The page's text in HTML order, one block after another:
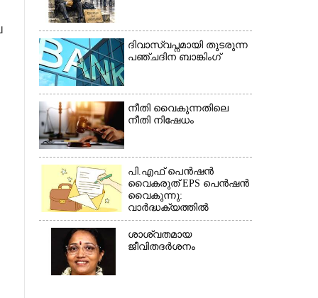
ദിവാസ്വപ്നമായി തുടരുന്ന
പഞ്ചദിന ബാങ്കിംഗ്
നീതി വൈകുന്നതിലെ
നീതി നിഷേധം
പി.എഫ് പെൻഷൻ
വൈകരുത് EPS പെൻഷൻ
വൈകുന്നു:
വാർദ്ധക്യത്തിൽ
പെൻഷൻകാർ
ബുദ്ധിമുട്ടിൽ*(കത്ത്)
ശാശ്വതമായ
ജീവിതദർശനം
×